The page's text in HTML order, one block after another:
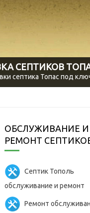
СЕПТИКОВ
септика Топас под
ОБСЛУЖИВАНИЕ И
РЕМОНТ
Септик Тополь
обслуживание и ремонт
Ремонт